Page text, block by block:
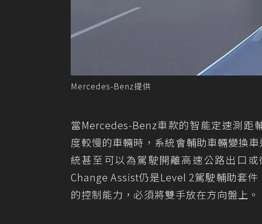
Mercedes-Benz提供
當Mercedes-Benz車款的智能定速測距
度較慢的車輛時，系統會輔助車輛變換
統甚至可以為駕駛開離高速公路出口
Change Assist仍是Level 2駕駛輔助套
的控制能力，必須將雙手放在方向盤上。